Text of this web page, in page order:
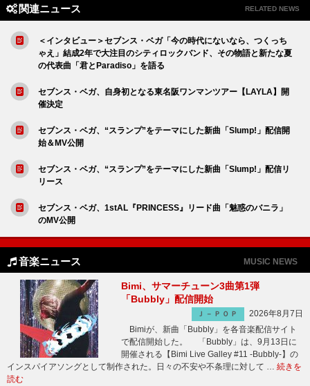
関連ニュース RELATED NEWS
＜インタビュー＞セブンス・ベガ「今の時代にないなら、つくっち
ゃえ」結成2年で大注目のシティロックバンド、その物語と新たな夏
の代表曲「君とParadiso」を語る
セブンス・ベガ、自身初となる東名阪ワンマンツアー【LAYLA】開
催決定
セブンス・ベガ、“スランプ”をテーマにした新曲「Slump!」配信開
始＆MV公開
セブンス・ベガ、“スランプ”をテーマにした新曲「Slump!」配信リ
リース
セブンス・ベガ、1stAL『PRINCESS』リード曲「魅惑のバニラ」
のMV公開
音楽ニュース MUSIC NEWS
Bimi、サマーチューン3曲第1弾
「Bubbly」配信開始
Ｊ－ＰＯＰ
2026年8月7日
Bimiが、新曲「Bubbly」を各音楽配信サイト
で配信開始した。 「Bubbly」は、9月13日に
開催される【Bimi Live Galley #11 -Bubbly-】の
インスパイアソングとして制作された。日々の不安や不条理に対して … 続きを
読む